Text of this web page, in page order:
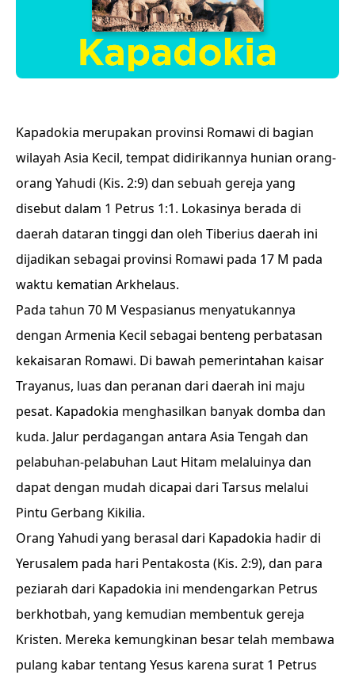
Kapadokia merupakan provinsi Romawi di bagian
wilayah Asia Kecil, tempat didirikannya hunian orang-
orang Yahudi (Kis. 2:9) dan sebuah gereja yang
disebut dalam 1 Petrus 1:1. Lokasinya berada di
daerah dataran tinggi dan oleh Tiberius daerah ini
dijadikan sebagai provinsi Romawi pada 17 M pada
waktu kematian Arkhelaus.
Pada tahun 70 M Vespasianus menyatukannya
dengan Armenia Kecil sebagai benteng perbatasan
kekaisaran Romawi. Di bawah pemerintahan kaisar
Trayanus, luas dan peranan dari daerah ini maju
pesat. Kapadokia menghasilkan banyak domba dan
kuda. Jalur perdagangan antara Asia Tengah dan
pelabuhan-pelabuhan Laut Hitam melaluinya dan
dapat dengan mudah dicapai dari Tarsus melalui
Pintu Gerbang Kikilia.
Orang Yahudi yang berasal dari Kapadokia hadir di
Yerusalem pada hari Pentakosta (Kis. 2:9), dan para
peziarah dari Kapadokia ini mendengarkan Petrus
berkhotbah, yang kemudian membentuk gereja
Kristen. Mereka kemungkinan besar telah membawa
pulang kabar tentang Yesus karena surat 1 Petrus